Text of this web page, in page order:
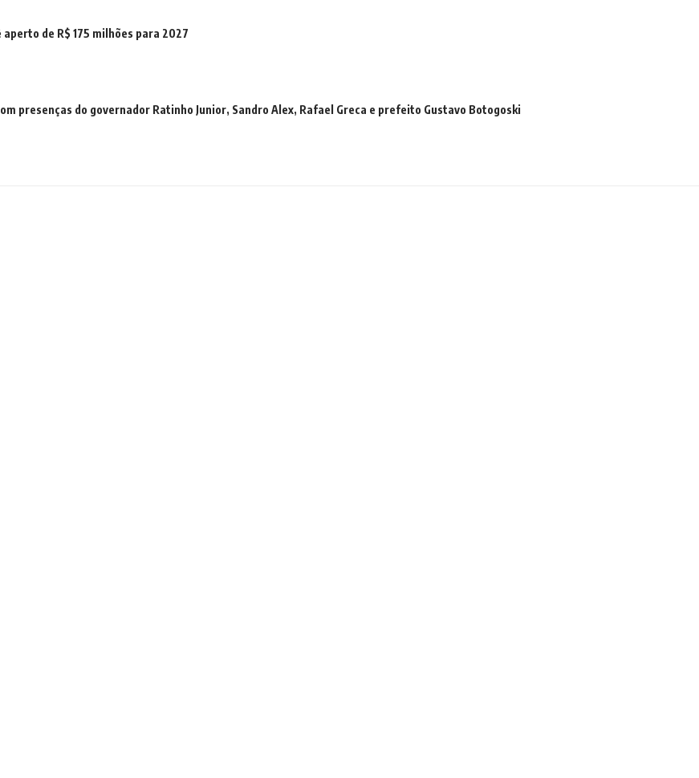
de R$ 175 milhões para 2027
presenças do governador Ratinho Junior, Sandro Alex, Rafael Greca e prefeito Gustavo Botogoski